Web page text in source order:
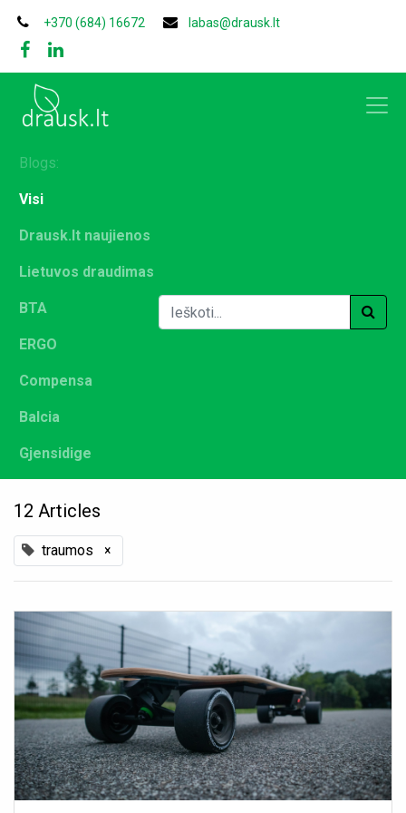
+370 (684) 16672 labas@drausk.lt
Blogs:
Visi
Drausk.lt naujienos
Lietuvos draudimas
BTA
ERGO
Compensa
Balcia
Gjensidige
12 Articles
traumos ×